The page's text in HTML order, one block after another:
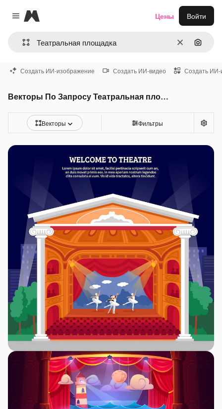
Close menu
Magnific
ОчиститьПоиск
Цены Войти
Создать ИИ-изображение Создать ИИ-видео Создать ИИ-
Векторы По Запросу Театральная площадка
Векторы Фильтры